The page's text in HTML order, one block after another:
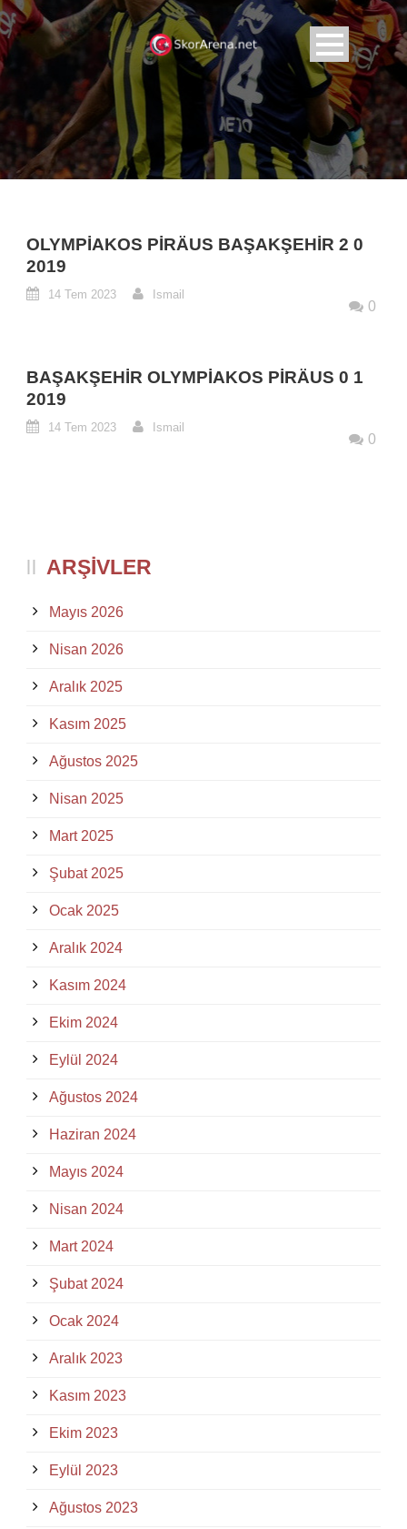
OLYMPIAKOS PIRÄUS BAŞAKŞEHIR 2 0
2019
14 Tem 2023 Ismail
0
BAŞAKŞEHIR OLYMPIAKOS PIRÄUS 0 1
2019
14 Tem 2023 Ismail
0
ARŞIVLER
Mayıs 2026
Nisan 2026
Aralık 2025
Kasım 2025
Ağustos 2025
Nisan 2025
Mart 2025
Şubat 2025
Ocak 2025
Aralık 2024
Kasım 2024
Ekim 2024
Eylül 2024
Ağustos 2024
Haziran 2024
Mayıs 2024
Nisan 2024
Mart 2024
Şubat 2024
Ocak 2024
Aralık 2023
Kasım 2023
Ekim 2023
Eylül 2023
Ağustos 2023